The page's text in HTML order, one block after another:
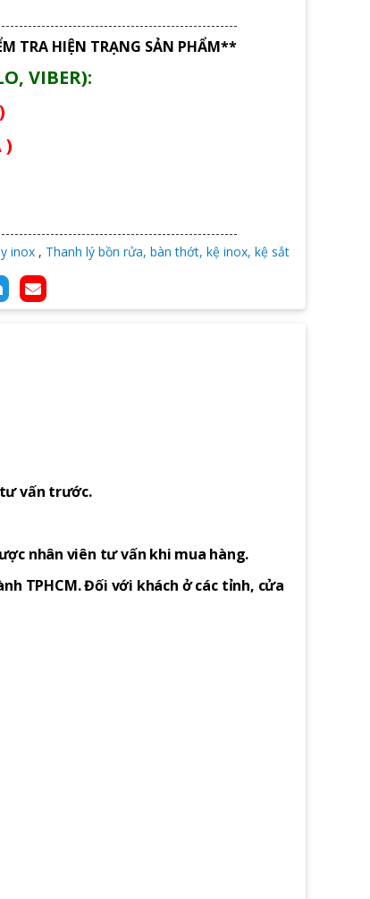
TRA HIỆN TRẠNG SẢN PHẨM**
VIBER):
)
inox , Thanh lý bồn rửa, bàn thớt, kệ inox, kệ sắt
vấn trước.
nhân viên tư vấn khi mua hàng.
TPHCM. Đối với khách ở các tỉnh, cửa